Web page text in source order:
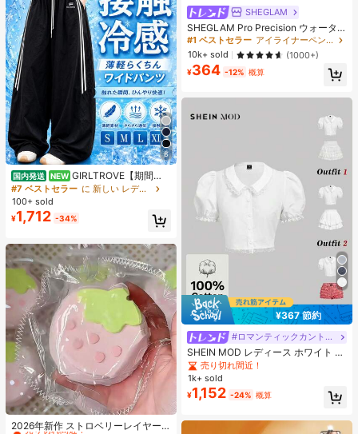
8
国内発送 NEW GIRLTROVE【期間限
定＆国内即発送】2026春・夏・秋新
作刺繍入りの軽量でふんわりとした
ワイドパンツ、女性向けハイウエス
ト。夏のビーチバケーションにぴっ
#7 ベストセラー
に 新しい レディースパンツ
100+ sold
¥1,712 -34%
2026年新作 ストロベリーレイヤー
#1 ベストセラー
売り切れ間近！
SHEGLAM
SHEGLAM Pro Precision ウォータ
ープルーフリキッドアイライナー-Bl
ack 女性と女の子のためのブランド
ビューティーコスメメイクアップ
#1 ベストセラー
アイライナーペンシル アイライナー
10k+ sold
(1000+)
¥364 -12% 概算
¥367 節約
#ロマンティックカントリー
SHEIN MOD レディース ホワイト 夏
用 かわいい エレガント ティーパー
ティー レース パフスリーブ シング
ルブレスト ブラウス、ヴィンテージ
コートスタイル クロップトップ、ピ
売り切れ間近！
1k+ sold
¥1,152 -24% 概算